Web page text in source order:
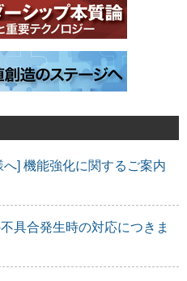
] 機能強化に関するご案内
具合発生時の対応につきま